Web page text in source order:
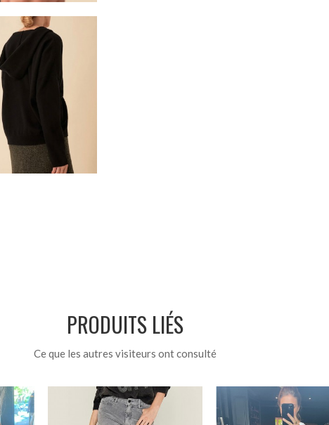
PRODUITS LIÉS
Ce que les autres visiteurs ont consulté